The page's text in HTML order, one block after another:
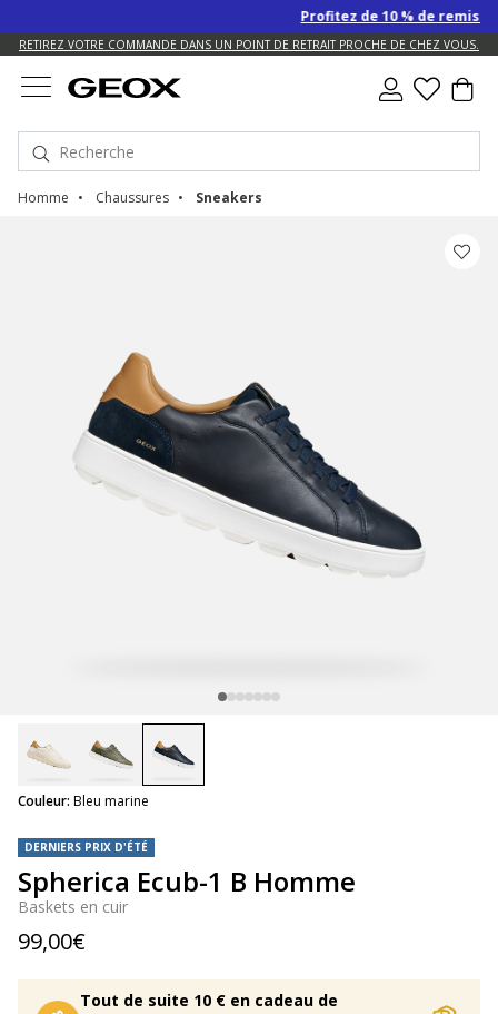
Profitez de 10 % de remise
RETIREZ VOTRE COMMANDE DANS UN POINT DE RETRAIT PROCHE DE CHEZ VOUS.
Homme Chaussures Sneakers
DERNIERS PRIX D'ÉTÉ
Spherica Ecub-1 B Homme
Baskets en cuir
99,00€
Tout de suite 10 € en cadeau de
Couleur: Bleu marine